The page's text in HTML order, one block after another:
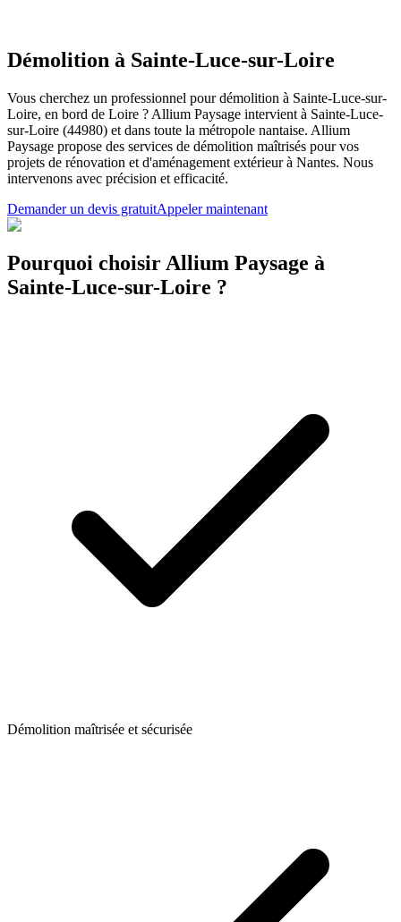
Démolition à Sainte-Luce-sur-Loire
Vous cherchez un professionnel pour démolition à Sainte-Luce-sur-
Loire, en bord de Loire ? Allium Paysage intervient à Sainte-Luce-
sur-Loire (44980) et dans toute la métropole nantaise. Allium
Paysage propose des services de démolition maîtrisés pour vos
projets de rénovation et d'aménagement extérieur à Nantes. Nous
intervenons avec précision et efficacité.
Demander un devis gratuitAppeler maintenant
Pourquoi choisir Allium Paysage à
Sainte-Luce-sur-Loire ?
Démolition maîtrisée et sécurisée